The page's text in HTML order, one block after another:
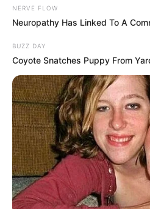
NERVE FLOW
Neuropathy Has Linked To A
BUZZ DAY
Coyote Snatches Puppy From